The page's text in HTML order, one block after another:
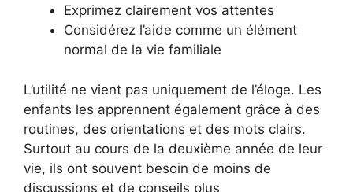
Exprimez clairement vos attentes
Considérez l’aide comme un élément
normal de la vie familiale
L’utilité ne vient pas uniquement de l’éloge. Les
enfants les apprennent également grâce à des
routines, des orientations et des mots clairs.
Surtout au cours de la deuxième année de leur
vie, ils ont souvent besoin de moins de
discussions et de conseils plus